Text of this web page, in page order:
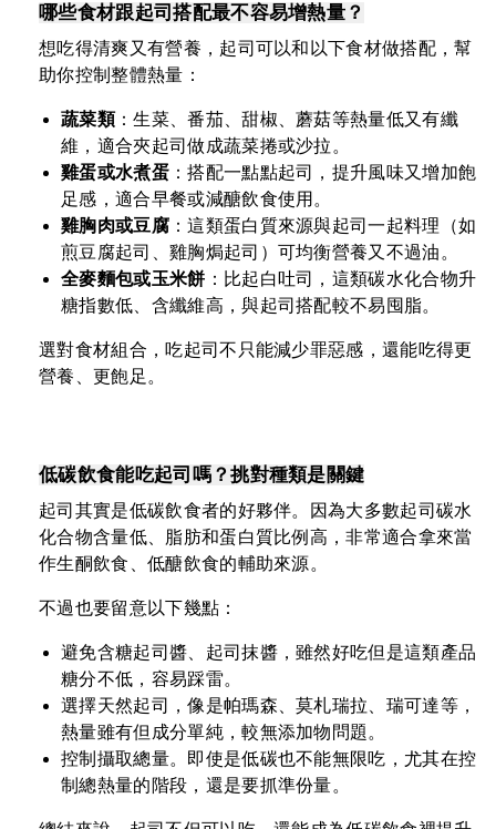
哪些食材跟起司搭配最不容易增熱量？
想吃得清爽又有營養，起司可以和以下食材做搭配，幫
助你控制整體熱量：
蔬菜類：生菜、番茄、甜椒、蘑菇等熱量低又有纖
維，適合夾起司做成蔬菜捲或沙拉。
雞蛋或水煮蛋：搭配一點點起司，提升風味又增加飽
足感，適合早餐或減醣飲食使用。
雞胸肉或豆腐：這類蛋白質來源與起司一起料理（如
煎豆腐起司、雞胸焗起司）可均衡營養又不過油。
全麥麵包或玉米餅 ：比起白吐司，這類碳水化合物升
糖指數低、含纖維高，與起司搭配較不易囤脂。
選對食材組合，吃起司不只能減少罪惡感，還能吃得更
營養、更飽足。
低碳飲食能吃起司嗎？挑對種類是關鍵
起司其實是低碳飲食者的好夥伴。因為大多數起司碳水
化合物含量低、脂肪和蛋白質比例高，非常適合拿來當
作生酮飲食、低醣飲食的輔助來源。
不過也要留意以下幾點：
避免含糖起司醬、起司抹醬，雖然好吃但是這類產品
糖分不低，容易踩雷。
選擇天然起司，像是帕瑪森、莫札瑞拉、瑞可達等，
熱量雖有但成分單純，較無添加物問題。
控制攝取總量。即使是低碳也不能無限吃，尤其在控
制總熱量的階段，還是要抓準份量。